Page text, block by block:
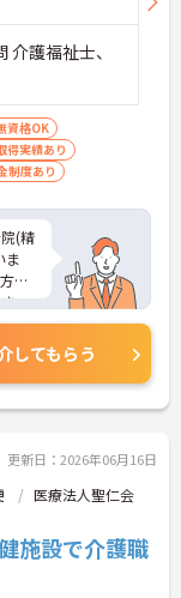
護福祉士、
資格OK
得実績あり
制度あり
(精
ま
、
ご
してもらう
更新日：2026年06月16日
医療法人聖仁会
施設で介護職